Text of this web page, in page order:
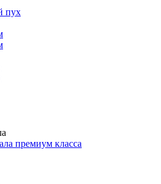
пух
премиум класса